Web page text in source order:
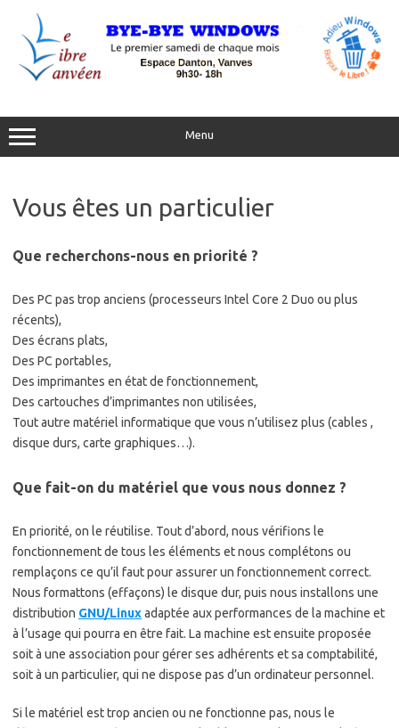
contenu
Menu
Vous êtes un particulier
Que recherchons-nous en priorité ?
Des PC pas trop anciens (processeurs Intel Core 2 Duo ou plus
récents),
Des écrans plats,
Des PC portables,
Des imprimantes en état de fonctionnement,
Des cartouches d’imprimantes non utilisées,
Tout autre matériel informatique que vous n’utilisez plus (cables ,
disque durs, carte graphiques…).
Que fait-on du matériel que vous nous donnez ?
En priorité, on le réutilise. Tout d’abord, nous vérifions le
fonctionnement de tous les éléments et nous complétons ou
remplaçons ce qu’il faut pour assurer un fonctionnement correct.
Nous formattons (effaçons) le disque dur, puis nous installons une
distribution GNU/Linuxadaptée aux performances de la machine et
à l’usage qui pourra en être fait. La machine est ensuite proposée
soit à une association pour gérer ses adhérents et sa comptabilité,
soit à un particulier, qui ne dispose pas d’un ordinateur personnel.
Si le matériel est trop ancien ou ne fonctionne pas, nous le